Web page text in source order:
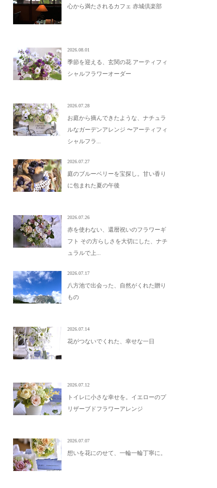
心から満たされるカフェ 赤城倶楽部
2026.08.01
季節を迎える、玄関の花 アーティフィ
シャルフラワーオーダー
2026.07.28
お庭から摘んできたような、ナチュラ
ルなガーデンアレンジ 〜アーティフィ
シャルフラ...
2026.07.27
庭のブルーベリーを宝探し。甘い香り
に包まれた夏の午後
2026.07.26
赤を使わない、還暦祝いのフラワーギ
フト その方らしさを大切にした、ナチ
ュラルで上...
2026.07.17
八方池で出会った、自然がくれた贈り
もの
2026.07.14
花がつないでくれた、幸せな一日
2026.07.12
トイレに小さな幸せを。イエローのプ
リザーブドフラワーアレンジ
2026.07.07
想いを花にのせて、一輪一輪丁寧に。